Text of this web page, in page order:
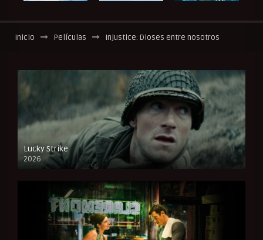
Inicio Películas Injustice: Dioses entre nosotros
Lucky Strike
2026
FULL HD